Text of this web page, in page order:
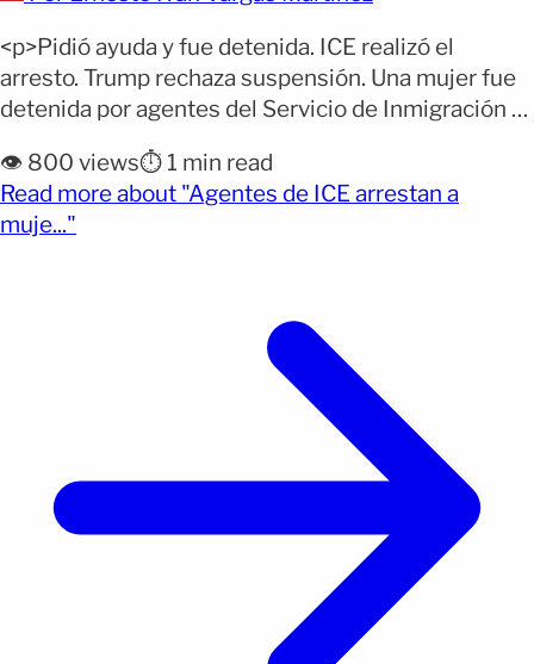
<p>Pidió ayuda y fue detenida. ICE realizó el
arresto. Trump rechaza suspensión. Una mujer fue
detenida por agentes del Servicio de Inmigración y
tienda de autoservicio para pedir ayuda, según
muestran videos difundidos en redes sociales. Las
grabaciones permiten observar a los agentes
👁️ 800 views⏱️ 1 min read
Read more about "Agentes de ICE arrestan a
muje..."